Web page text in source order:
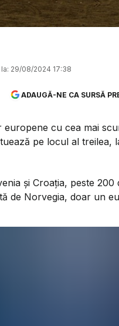
29/08/2024 17:38
ADAUGĂ-NE CA SURSĂ
cu cea mai
pe locul al treilea,
și Croația, peste
de Norvegia, doar un